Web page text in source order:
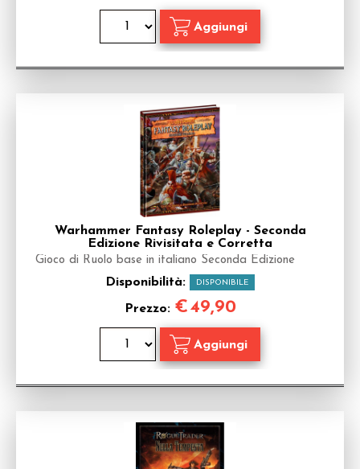
Warhammer Fantasy Roleplay - Seconda
Edizione Rivisitata e Corretta
Gioco di Ruolo base in italiano Seconda Edizione
Disponibilità: DISPONIBILE
Prezzo: €49,90